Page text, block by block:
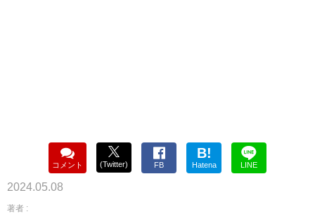
コメント (Twitter) FB
B!
Hatena LINE
2024.05.08
著者 :